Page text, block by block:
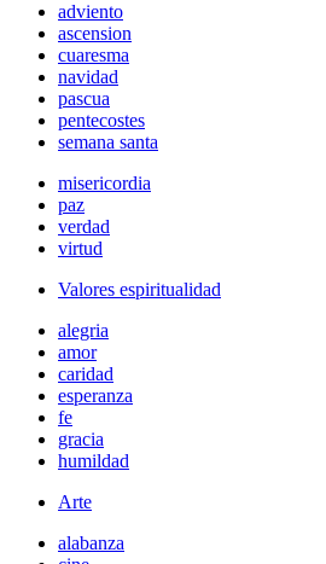
adviento
ascension
cuaresma
navidad
pascua
pentecostes
semana santa
misericordia
paz
verdad
virtud
Valores espiritualidad
alegria
amor
caridad
esperanza
fe
gracia
humildad
Arte
alabanza